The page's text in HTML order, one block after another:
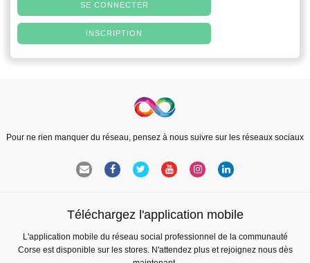
SE CONNECTER
INSCRIPTION
Pour ne rien manquer du réseau, pensez à nous suivre sur les réseaux sociaux
Téléchargez l'application mobile
L'application mobile du réseau social professionnel de la communauté
Corse est disponible sur les stores. N'attendez plus et rejoignez nous dès